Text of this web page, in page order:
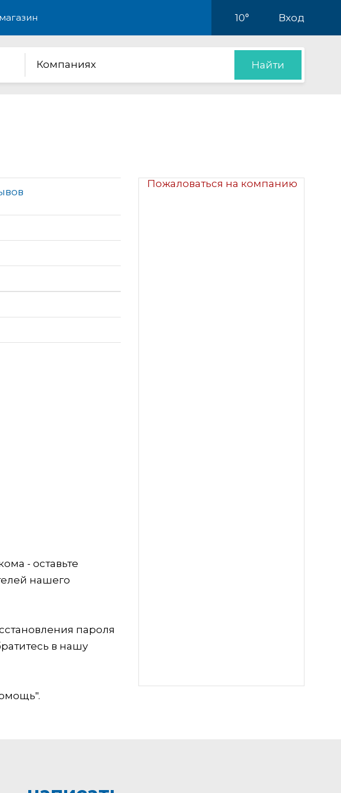
10° Вход
Компаниях Найти
Пожаловаться на компанию
- оставьте
нашего
пароля
в нашу